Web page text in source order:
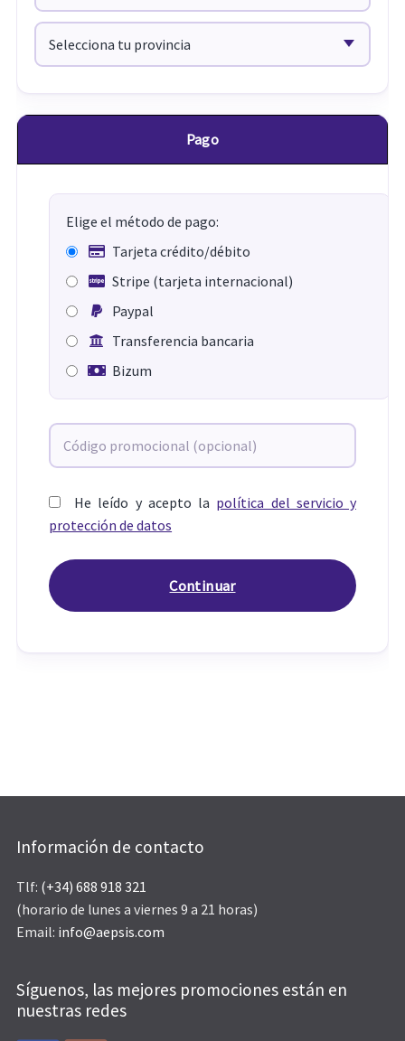
Pago
Elige el método de pago:
Tarjeta crédito/débito
Stripe (tarjeta internacional)
Paypal
Transferencia bancaria
Bizum
He leído y acepto la política del servicio y
protección de datos
Información de contacto
Tlf: (+34) 688 918 321
(horario de lunes a viernes 9 a 21 horas)
Email: info@aepsis.com
Síguenos, las mejores promociones están en
nuestras redes